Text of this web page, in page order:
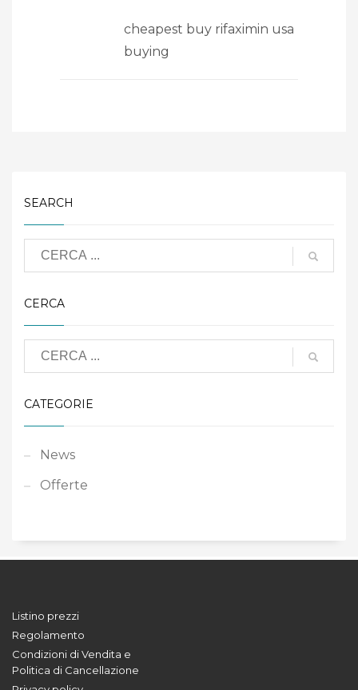
cheapest buy rifaximin usa
buying
SEARCH
CERCA
CATEGORIE
News
Offerte
Listino prezzi
Regolamento
Condizioni di Vendita e
Politica di Cancellazione